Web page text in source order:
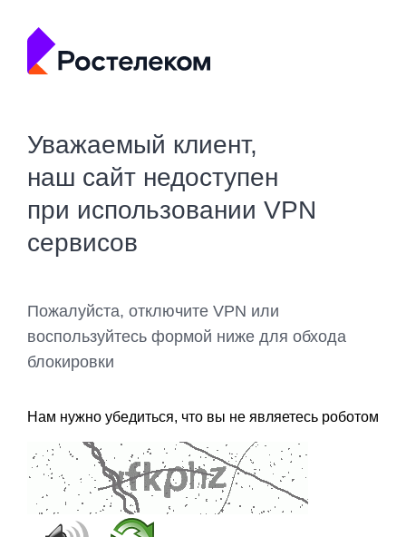
Уважаемый клиент,
наш сайт недоступен
при использовании VPN
сервисов
Пожалуйста, отключите VPN или
воспользуйтесь формой ниже для обхода
блокировки
Нам нужно убедиться, что вы не являетесь роботом